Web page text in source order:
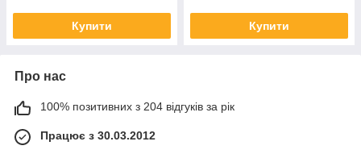
Купити Купити
Про нас
100% позитивних з 204 відгуків за рік
Працює з 30.03.2012